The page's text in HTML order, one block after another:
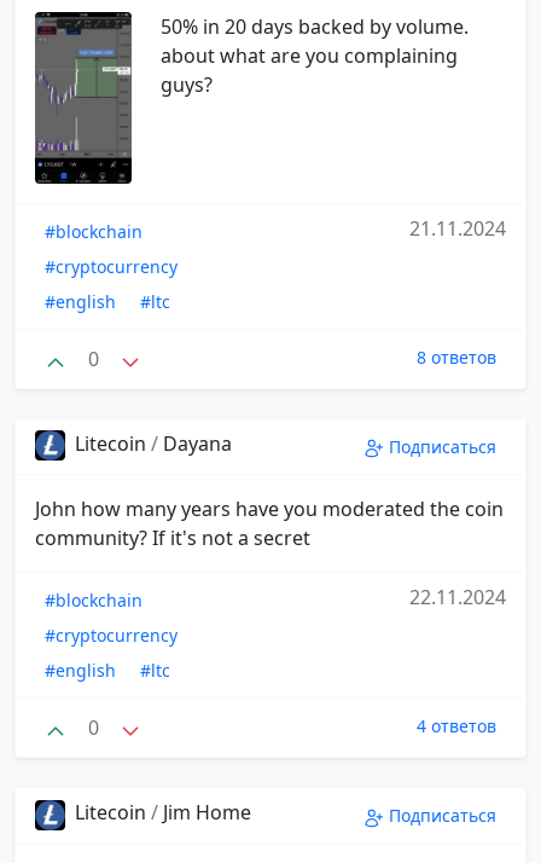
50% in 20 days backed by volume.
about what are you complaining
guys?
#blockchain
#cryptocurrency
#english
#ltc
21.11.2024
0 8 ответов
Litecoin / Dayana Подписаться
John how many years have you moderated the coin
community? If it's not a secret
#blockchain
#cryptocurrency
#english
#ltc
22.11.2024
0 4 ответов
Litecoin / Jim Home Подписаться